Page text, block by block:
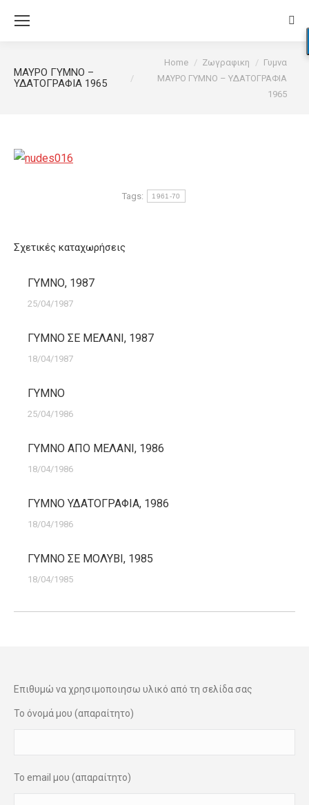
ΜΑΥΡΟ ΓΥΜΝΟ –
ΥΔΑΤΟΓΡΑΦΙΑ 1965
You are here:
Home Ζωγραφικη
Γυμνα
ΜΑΥΡΟ ΓΥΜΝΟ – ΥΔΑΤΟΓΡΑΦΙΑ
1965
Tags: 1961-70
Σχετικές καταχωρήσεις
ΓΥΜΝΟ, 1987
25/04/1987
ΓΥΜΝΟ ΣΕ ΜΕΛΑΝΙ, 1987
18/04/1987
ΓΥΜΝΟ
25/04/1986
ΓΥΜΝΟ ΑΠΟ ΜΕΛΑΝΙ, 1986
18/04/1986
ΓΥΜΝΟ ΥΔΑΤΟΓΡΑΦΙΑ, 1986
18/04/1986
ΓΥΜΝΟ ΣΕ ΜΟΛΥΒΙ, 1985
18/04/1985
Επιθυμώ να χρησιμοποιησω υλικό από τη σελίδα σας
Το όνομά μου (απαραίτητο)
Το email μου (απαραίτητο)